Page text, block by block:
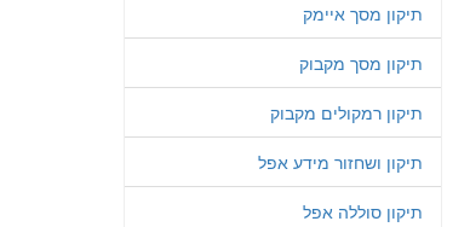
תיקון מסך איימק
תיקון מסך מקבוק
תיקון רמקולים מקבוק
תיקון ושחזור מידע אפל
תיקון סוללה אפל